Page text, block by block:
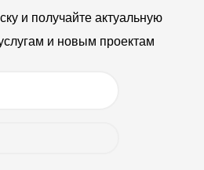
и получайте актуальную
и новым проектам